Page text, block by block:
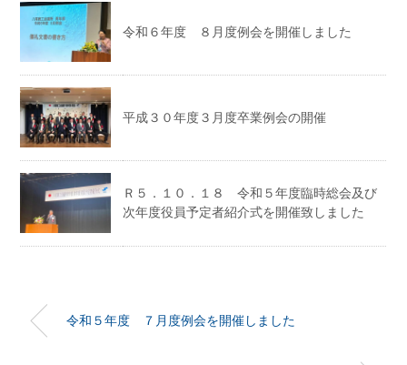
令和６年度 ８月度例会を開催しました
平成３０年度３月度卒業例会の開催
Ｒ５．１０．１８ 令和５年度臨時総会及び
次年度役員予定者紹介式を開催致しました
令和５年度 ７月度例会を開催しました